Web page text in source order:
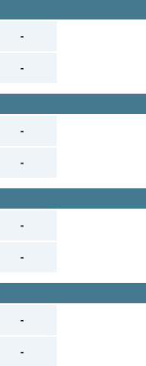
-
-
-
-
-
-
-
-